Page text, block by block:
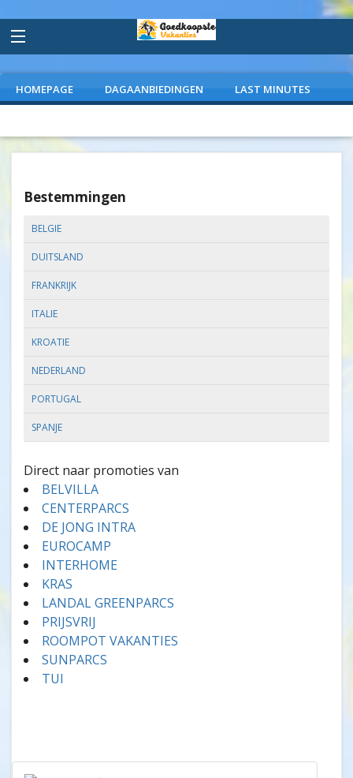
HOMEPAGE DAGAANBIEDINGEN LAST MINUTES
Bestemmingen
BELGIE
DUITSLAND
FRANKRIJK
ITALIE
KROATIE
NEDERLAND
PORTUGAL
SPANJE
Direct naar promoties van
BELVILLA
CENTERPARCS
DE JONG INTRA
EUROCAMP
INTERHOME
KRAS
LANDAL GREENPARCS
PRIJSVRIJ
ROOMPOT VAKANTIES
SUNPARCS
TUI